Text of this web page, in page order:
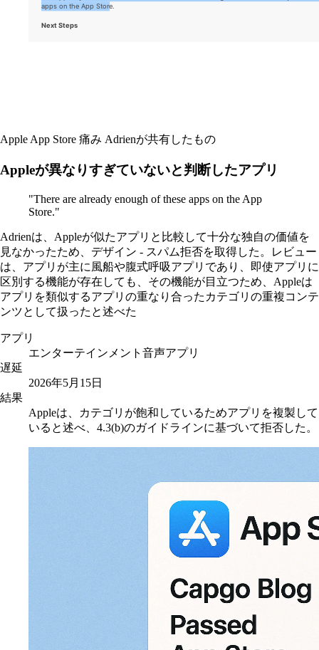
Apple App Store 痛み Adrienが共有したもの
Appleが異なりすぎていないと判断したアプリ
"There are already enough of these apps on the App
Store."
Adrienは、Appleが似たアプリと比較して十分な独自の価値を
見なかったため、デザイン - スパム拒否を取得した。レビュー
は、アプリが主に風船や腹式呼吸アプリであり、即使アプリに
区別する機能が存在しても、その機能が目立つため、Appleは
アプリを類似するアプリの重なり合ったカテゴリの重複コンテ
ンツとして扱ったと述べた
アプリ
エンターテインメント音声アプリ
遅延
2026年5月15日
結果
Appleは、カテゴリが飽和しているためアプリを複製して
いると述べ、4.3(b)のガイドラインに基づいて拒否した。